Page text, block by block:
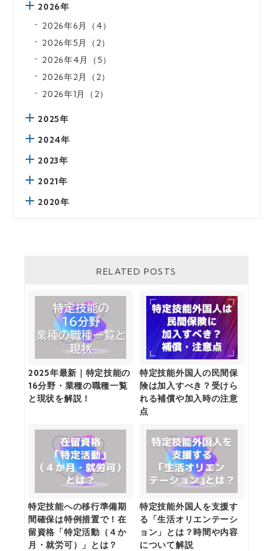
2026年
2026年6月（4）
2026年5月（2）
2026年4月（5）
2026年2月（2）
2026年1月（2）
2025年
2024年
2023年
2021年
2020年
RELATED POSTS
2025年最新｜特定技能の
16分野・業種の職種一覧
と現状を解説！
特定技能外国人の民間保
険は加入すべき？受けら
れる補償や加入時の注意
点
特定技能への移行準備期
間確保は特例措置で！在
留資格「特定活動（４か
月・就労可）」とは？
特定技能外国人を支援す
る「生活オリエンテーシ
ョン」とは？時間や内容
について解説